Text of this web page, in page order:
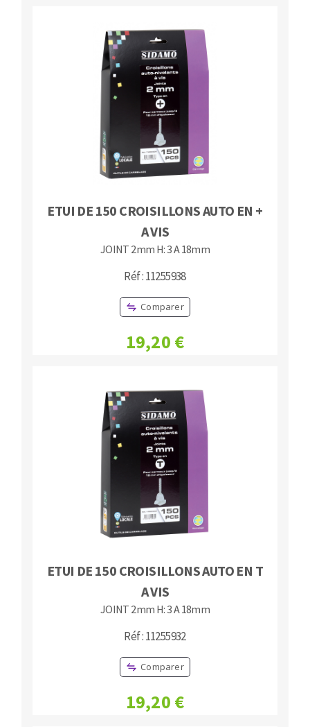
ETUI DE 150 CROISILLONS AUTO EN +
A VIS
JOINT 2mm H: 3 A 18mm
Réf : 11255938
Comparer
19,20 €
ETUI DE 150 CROISILLONS AUTO EN T
A VIS
JOINT 2mm H: 3 A 18mm
Réf : 11255932
Comparer
19,20 €